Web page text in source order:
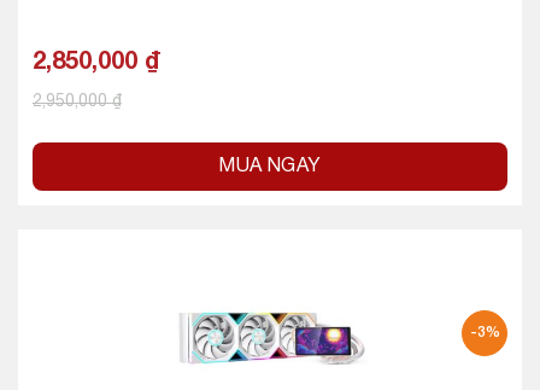
2,850,000 ₫
2,950,000₫
MUA NGAY
-3%